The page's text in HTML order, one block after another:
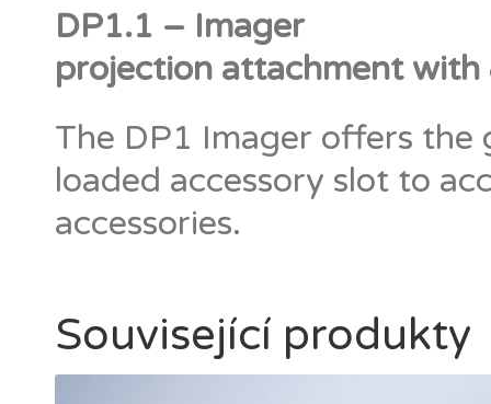
DP1.1 – Imager
projection attachment with
The DP1 Imager offers
loaded accessory slot to
accessories.
Související produkty